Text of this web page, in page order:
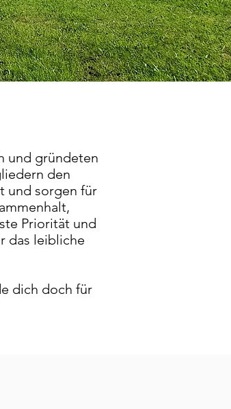
und gründeten
den
und sorgen für
Priorität und
das leibliche
dich doch für